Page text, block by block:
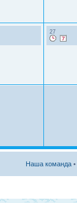
27
Наша команда •